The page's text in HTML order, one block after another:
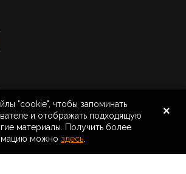
Новосибирск
Поиск
"cookie", чтобы запоминать
и отображать подходящую
материалы. Получить более
можно здесь
×